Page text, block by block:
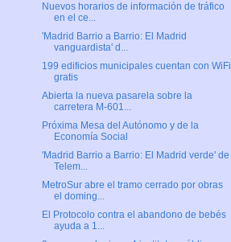
Nuevos horarios de información de tráfico
en el ce...
'Madrid Barrio a Barrio: El Madrid
vanguardista' d...
199 edificios municipales cuentan con WiFi
gratis
Abierta la nueva pasarela sobre la
carretera M-601...
Próxima Mesa del Autónomo y de la
Economía Social
'Madrid Barrio a Barrio: El Madrid verde' de
Telem...
MetroSur abre el tramo cerrado por obras
el doming...
El Protocolo contra el abandono de bebés
ayuda a 1...